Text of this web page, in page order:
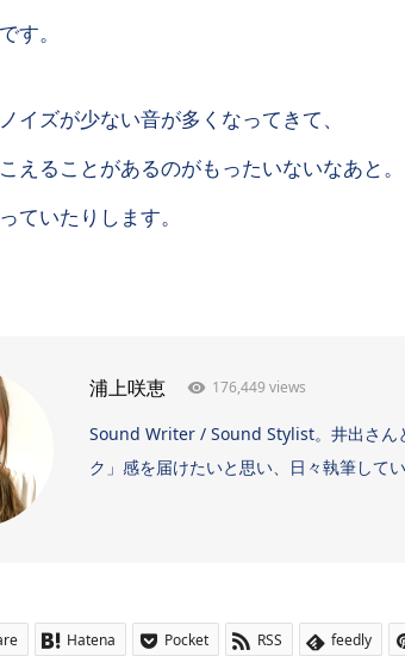
す。
イズが少ない音が多くなってきて、
えることがあるのがもったいないなあと。
ていたりします。
浦上咲恵 176,449 views
Sound Writer / Sound Stylist。井出さん
ク」感を届けたいと思い、日々執筆して
Hatena Pocket RSS feedly